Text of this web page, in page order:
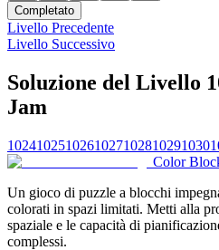
Completato
Livello Precedente
Livello Successivo
Soluzione del Livello
Jam
1024102510261027102810291030
Color
Un gioco di puzzle a blocchi
colorati in spazi limitati. Metti alla
spaziale e le capacità di
complessi.